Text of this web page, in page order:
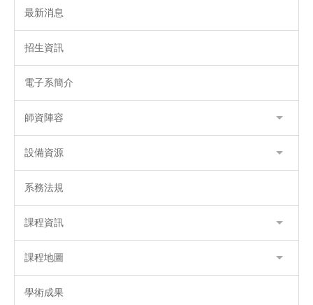
最新消息
招生資訊
電子系簡介
師資陣容
設備資源
系務法規
課程資訊
課程地圖
學術成果